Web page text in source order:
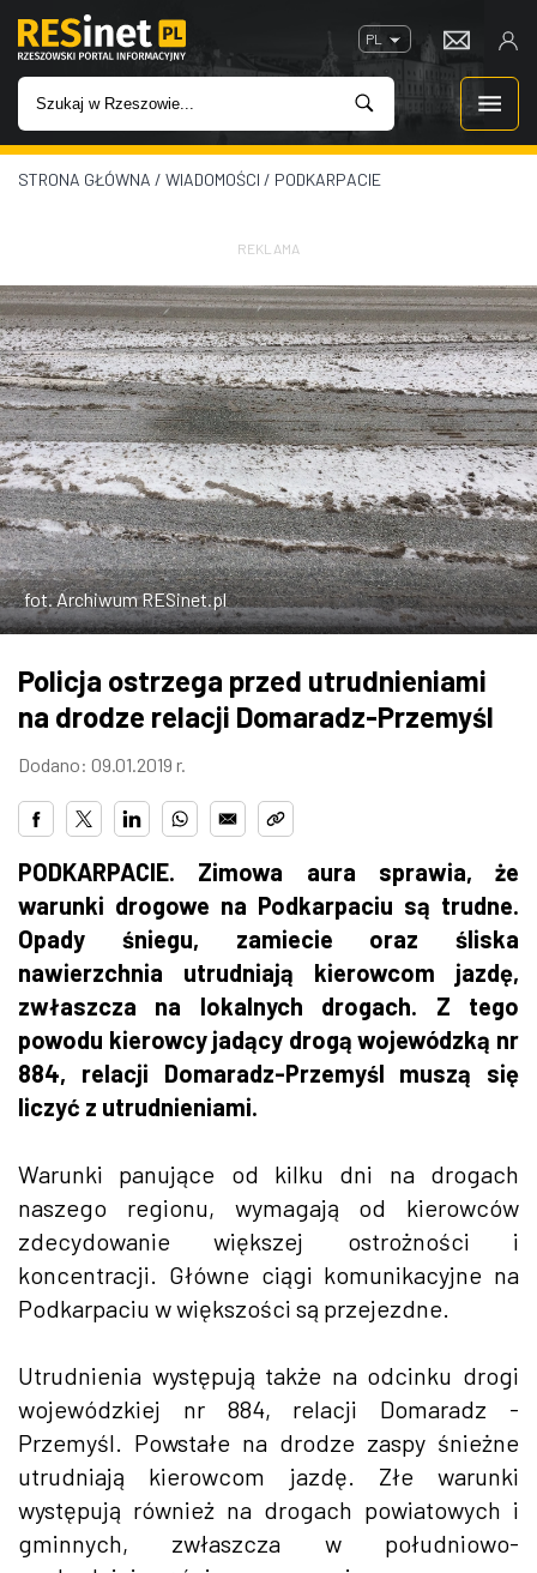
PL
WIADOMOŚCI
IMPREZY
ROZRYWKA
W KINACH
GASTRONOMIA
ZDJĘCIA
W RZESZOWIE
STRONA GŁÓWNA / WIADOMOŚCI / PODKARPACIE
REKLAMA
fot. Archiwum RESinet.pl
Policja ostrzega przed utrudnieniami
na drodze relacji Domaradz-Przemyśl
Dodano: 09.01.2019 r.
PODKARPACIE. Zimowa aura sprawia, że
warunki drogowe na Podkarpaciu są trudne.
Opady śniegu, zamiecie oraz śliska
nawierzchnia utrudniają kierowcom jazdę,
zwłaszcza na lokalnych drogach. Z tego
powodu kierowcy jadący drogą wojewódzką nr
884, relacji Domaradz-Przemyśl muszą się
liczyć z utrudnieniami.
Warunki panujące od kilku dni na drogach
naszego regionu, wymagają od kierowców
zdecydowanie większej ostrożności i
koncentracji. Główne ciągi komunikacyjne na
Podkarpaciu w większości są przejezdne.
Utrudnienia występują także na odcinku drogi
wojewódzkiej nr 884, relacji Domaradz -
Przemyśl. Powstałe na drodze zaspy śnieżne
utrudniają kierowcom jazdę. Złe warunki
występują również na drogach powiatowych i
gminnych, zwłaszcza w południowo-